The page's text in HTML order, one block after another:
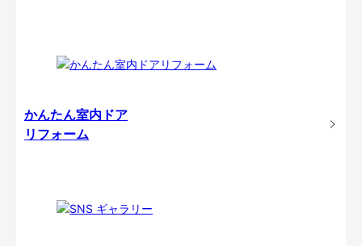
かんたん室内ドア
リフォーム